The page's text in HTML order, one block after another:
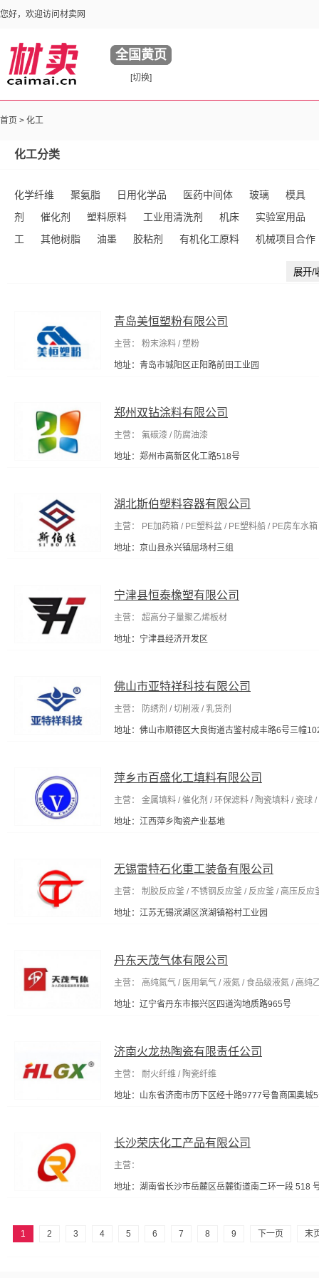
您好，欢迎访问材卖网
全国黄页
[切换]
首页 > 化工
化工分类
化学纤维 聚氨脂 日用化学品 医药中间体 玻璃
模具
剂
催化剂 塑料原料 工业用清洗剂 机床
实验室用品
工
其他树脂 油墨 胶粘剂 有机化工原料
机械项目合作
展开/
青岛美恒塑粉有限公司
主营： 粉末涂料 / 塑粉
地址：青岛市城阳区正阳路前田工业园
郑州双钻涂料有限公司
主营： 氟碳漆 / 防腐油漆
地址：郑州市高新区化工路518号
湖北斯伯塑料容器有限公司
主营： PE加药箱 / PE塑料盆 / PE塑料船 / PE房车水
地址：京山县永兴镇屈场村三组
宁津县恒泰橡塑有限公司
主营： 超高分子量聚乙烯板材
地址：宁津县经济开发区
佛山市亚特祥科技有限公司
主营： 防绣剂 / 切削液 / 乳货剂
地址：佛山市顺德区大良街道古鉴村成丰路6号三幢
萍乡市百盛化工填料有限公司
主营： 金属填料 / 催化剂 / 环保滤料 / 陶瓷填料 / 瓷球
地址：江西萍乡陶瓷产业基地
无锡雷特石化重工装备有限公司
主营： 制胶反应釜 / 不锈钢反应釜 / 反应釜 / 高压反
地址：江苏无锡滨湖区滨湖镇裕村工业园
丹东天茂气体有限公司
主营： 高纯氮气 / 医用氧气 / 液氮 / 食品级液氮 / 高纯
地址：辽宁省丹东市振兴区四道沟地质路965号
济南火龙热陶瓷有限责任公司
主营： 耐火纤维 / 陶瓷纤维
地址：山东省济南市历下区经十路9777号鲁商国奥城
长沙荣庆化工产品有限公司
主营：
地址：湖南省长沙市岳麓区岳麓街道南二环一段 518
1 2 3 4 5 6 7 8 9 下一页 末